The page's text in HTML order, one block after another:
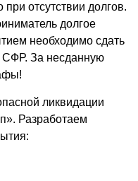
отсутствии долгов.
долгое
необходимо сдать
СФР. За несданную
ликвидации
Разработаем